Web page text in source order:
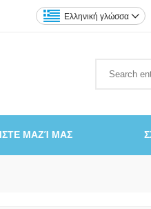
Ελληνική γλώσσα 
ΜΑΖΊ ΜΑΣ